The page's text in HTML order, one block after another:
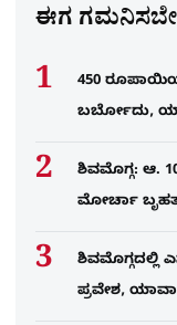
ಈಗ
450
ಬರ್ಬೋದು,
ಶಿವಮೊಗ್ಗ: ಆ.
ಮೋರ್ಚಾ
ಪ್ರವೇಶ,